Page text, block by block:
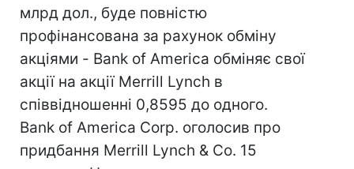
млрд дол., буде повністю
профінансована за рахунок обміну
акціями - Bank of America обміняє свої
акції на акції Merrill Lynch в
співвідношенні 0,8595 до одного.
Bank of America Corp. оголосив про
придбання Merrill Lynch & Co. 15